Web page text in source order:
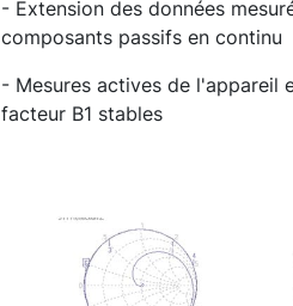
- Extension des données
composants passifs en continu
- Mesures actives de l'appareil
facteur B1 stables